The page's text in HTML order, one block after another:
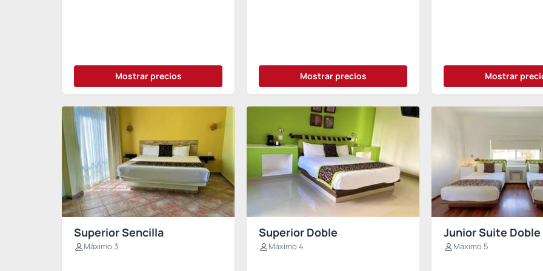
Mostrar precios Mostrar precios Mostrar
Superior Sencilla
Máximo 3
Superior Doble
Máximo 4
Junior Suite Doble
Máximo 5